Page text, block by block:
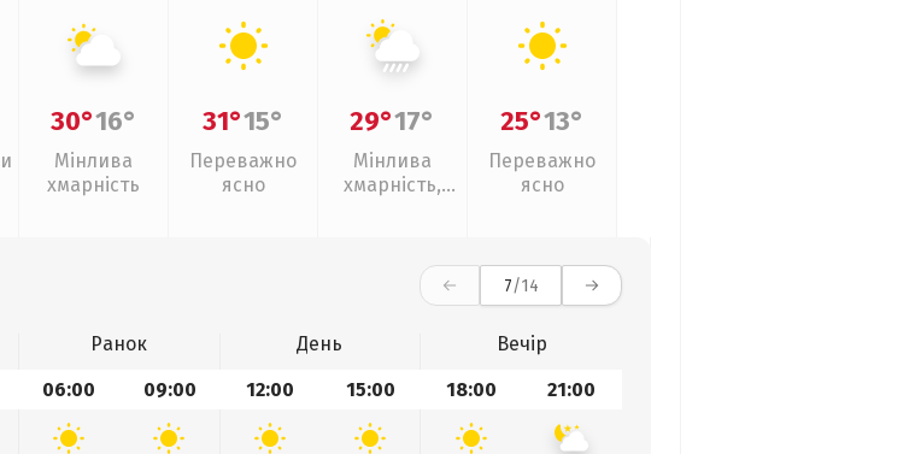
30°16°
Мінлива
хмарність
31°15°
Переважно
ясно
29°17°
Мінлива
хмарність,
25°13°
Переважно
ясно
7/14
Ранок День
Вечір
06:00 09:00 12:00 15:00 18:00 21:00